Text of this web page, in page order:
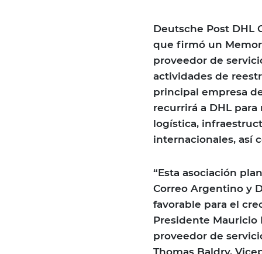
Deutsche Post DHL
que firmó un
proveedor de
actividades de
principal empresa
recurrirá a DHL
logística,
internacionales, así
“Esta asociación
Correo Argentino y
favorable para el
Presidente Mauricio
proveedor de